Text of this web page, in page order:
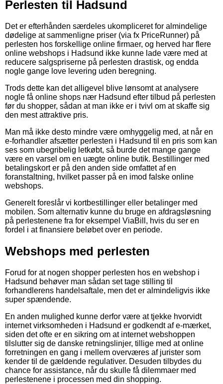
Perlesten til Hadsund
Det er efterhånden særdeles ukompliceret for almindelige
dødelige at sammenligne priser (via fx PriceRunner) på
perlesten hos forskellige online firmaer, og herved har flere
online webshops i Hadsund ikke kunne lade være med at
reducere salgspriserne på perlesten drastisk, og endda
nogle gange love levering uden beregning.
Trods dette kan det alligevel blive lønsomt at analysere
nogle få online shops nær Hadsund efter tilbud på perlesten
før du shopper, sådan at man ikke er i tvivl om at skaffe sig
den mest attraktive pris.
Man må ikke desto mindre være omhyggelig med, at når en
e-forhandler afsætter perlesten i Hadsund til en pris som kan
ses som ubegribelig letkøbt, så burde det mange gange
være en varsel om en uægte online butik. Bestillinger med
betalingskort er på den anden side omfattet af en
foranstaltning, hvilket passer på en imod falske online
webshops.
Generelt foreslår vi kortbestillinger eller betalinger med
mobilen. Som alternativ kunne du bruge en afdragsløsning
på perlestenene fra for eksempel ViaBill, hvis du ser en
fordel i at finansiere beløbet over en periode.
Webshops med perlesten
Forud for at nogen shopper perlesten hos en webshop i
Hadsund behøver man sådan set tage stilling til
forhandlerens handelsaftale, men det er almindeligvis ikke
super spændende.
En anden mulighed kunne derfor være at tjekke hvorvidt
internet virksomheden i Hadsund er godkendt af e-mærket,
siden det ofte er en sikring om at internet webshoppen
tilslutter sig de danske retningslinjer, tillige med at online
forretningen en gang i mellem overværes af jurister som
kender til de gældende regulativer. Desuden tilbydes du
chance for assistance, når du skulle få dilemmaer med
perlestenene i processen med din shopping.